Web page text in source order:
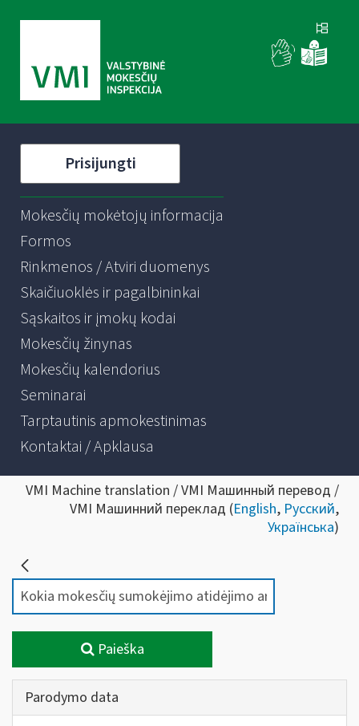
Prisijungti
Mokesčių mokėtojų informacija
Formos
Rinkmenos / Atviri duomenys
Skaičiuoklės ir pagalbininkai
Sąskaitos ir įmokų kodai
Mokesčių žinynas
Mokesčių kalendorius
Seminarai
Tarptautinis apmokestinimas
Kontaktai / Apklausa
VMI Machine translation / VMI Машинный перевод /
VMI Машинний переклад (English, Русский,
Українська)
Paieška
Parodymo data